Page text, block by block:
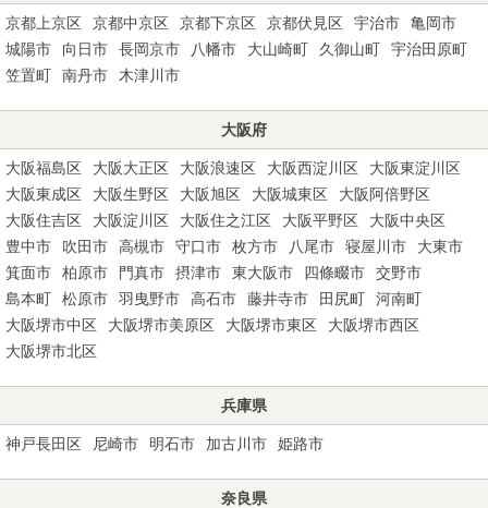
京都上京区 京都中京区 京都下京区 京都伏見区 宇治市
亀岡市
城陽市
向日市 長岡京市 八幡市 大山崎町 久御山町
宇治田原町
笠置町
南丹市 木津川市
大阪府
大阪福島区 大阪大正区 大阪浪速区 大阪西淀川区
大阪東淀川区
大阪東成区
大阪生野区 大阪旭区 大阪城東区
大阪阿倍野区
大阪住吉区
大阪淀川区 大阪住之江区 大阪平野区
大阪中央区
豊中市
吹田市 高槻市 守口市 枚方市 八尾市 寝屋川市
大東市
箕面市
柏原市 門真市 摂津市 東大阪市 四條畷市
交野市
島本町
松原市 羽曳野市 高石市 藤井寺市 田尻町
河南町
大阪堺市中区
大阪堺市美原区 大阪堺市東区
大阪堺市西区
大阪堺市北区
兵庫県
神戸長田区 尼崎市 明石市 加古川市 姫路市
奈良県